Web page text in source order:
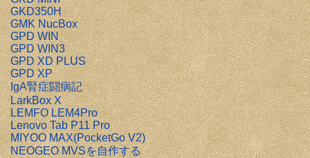
GKD350H
GMK NucBox
GPD WIN
GPD WIN3
GPD XD PLUS
GPD XP
IgA腎症闘病記
LarkBox X
LEMFO LEM4Pro
Lenovo Tab P11 Pro
MIYOO MAX(PocketGo V2)
NEOGEO MVSを自作する